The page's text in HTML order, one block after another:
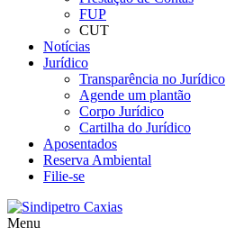
FUP
CUT
Notícias
Jurídico
Transparência no Jurídico
Agende um plantão
Corpo Jurídico
Cartilha do Jurídico
Aposentados
Reserva Ambiental
Filie-se
Menu